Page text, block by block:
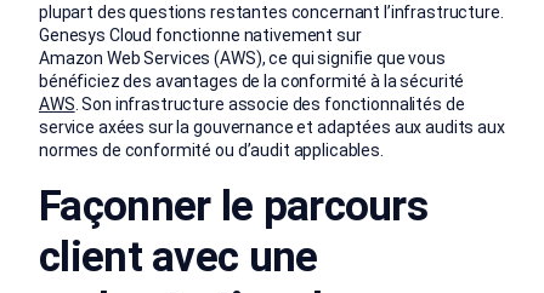
plupart des questions restantes concernant l’infrastructure.
Genesys Cloud fonctionne nativement sur
Amazon Web Services (AWS), ce qui signifie que vous
bénéficiez des avantages de la conformité à la sécurité
AWS . Son infrastructure associe des fonctionnalités de
service axées sur la gouvernance et adaptées aux audits aux
normes de conformité ou d’audit applicables.
Façonner le parcours
client avec une